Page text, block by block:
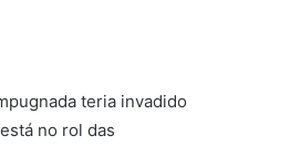
teria invadido
no rol das